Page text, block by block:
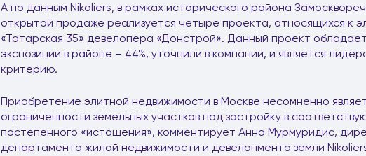
А по данным Nikoliers, в рамках исторического района
открытой продаже реализуется четыре проекта, относящихся к
«Татарская 35» девелопера «Донстрой». Данный проект
экспозиции в районе – 44%, уточнили в компании, и является
критерию.
Приобретение элитной недвижимости в Москве несомненно
ограниченности земельных участков под застройку в
постепенного «истощения», комментирует Анна Мурмуридис,
департамента жилой недвижимости и девелопмента земли